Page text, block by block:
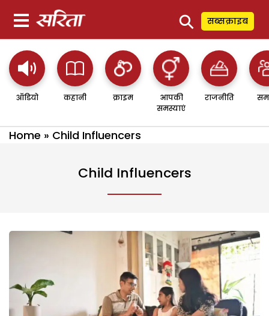
⚲ सब्सक्राइब
ऑडियो कहानी क्राइम
आपकी
समस्याएं
राजनीति
Home » Child Influencers
Child Influencers